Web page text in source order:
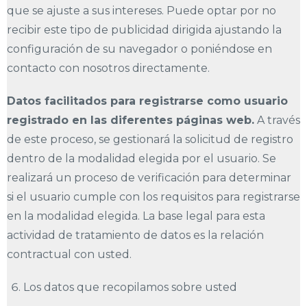
que se ajuste a sus intereses. Puede optar por no
recibir este tipo de publicidad dirigida ajustando la
configuración de su navegador o poniéndose en
contacto con nosotros directamente.
Datos facilitados para registrarse como usuario
registrado en las diferentes páginas web. A través
de este proceso, se gestionará la solicitud de registro
dentro de la modalidad elegida por el usuario. Se
realizará un proceso de verificación para determinar
si el usuario cumple con los requisitos para registrarse
en la modalidad elegida. La base legal para esta
actividad de tratamiento de datos es la relación
contractual con usted.
Los datos que recopilamos sobre usted